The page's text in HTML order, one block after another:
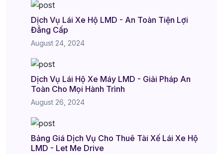
Dịch Vụ Lái Xe Hộ LMD - An Toàn Tiện Lợi
Đẳng Cấp
August 24, 2024
Dịch Vụ Lái Hộ Xe Máy LMD - Giải Pháp An
Toàn Cho Mọi Hành Trình
August 26, 2024
Bảng Giá Dịch Vụ Cho Thuê Tài Xế Lái Xe Hộ
LMD - Let Me Drive